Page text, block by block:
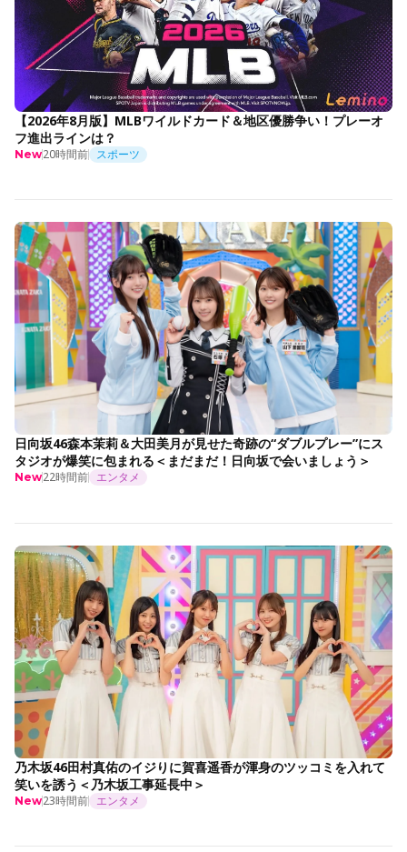
【2026年8月版】MLBワイルドカード＆地区優勝争い！プレーオ
フ進出ラインは？
New20時間前 スポーツ
日向坂46森本茉莉＆大田美月が見せた奇跡の“ダブルプレー”にス
タジオが爆笑に包まれる＜まだまだ！日向坂で会いましょう＞
New22時間前 エンタメ
乃木坂46田村真佑のイジりに賀喜遥香が渾身のツッコミを入れて
笑いを誘う＜乃木坂工事延長中＞
New23時間前 エンタメ